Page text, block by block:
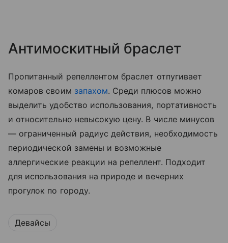
Антимоскитный браслет
Пропитанный репеллентом браслет отпугивает
комаров своим запахом. Среди плюсов можно
выделить удобство использования, портативность
и относительно невысокую цену. В числе минусов
— ограниченный радиус действия, необходимость
периодической замены и возможные
аллергические реакции на репеллент. Подходит
для использования на природе и вечерних
прогулок по городу.
Девайсы